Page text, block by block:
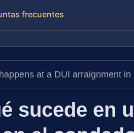
frecuentes
sucede en